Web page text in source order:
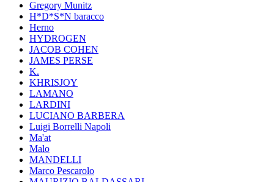
Gregory Munitz
H*D*S*N baracco
Herno
HYDROGEN
JACOB COHEN
JAMES PERSE
K.
KHRISJOY
LAMANO
LARDINI
LUCIANO BARBERA
Luigi Borrelli Napoli
Ma'at
Malo
MANDELLI
Marco Pescarolo